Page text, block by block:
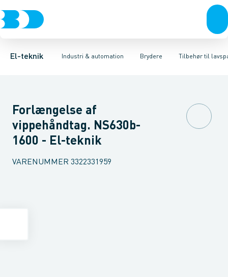
El-teknik Industri & automation
Afbrydere, stikkontakter & lampeudtagForgreningsmateriel
Brydere
Industristiksystemer Frekvensomformere og softstartere
Tilbehør til
Motorbetjening for effektafbryder Ombygningssæt til
Forlængelse af
vippehåndtag. NS630b-
1600 - El-teknik
VARENUMMER 3322331959